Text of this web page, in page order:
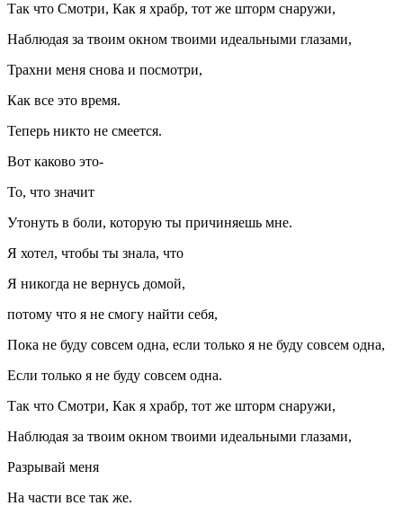
Так что Смотри, Как я храбр, тот же шторм снаружи,
Наблюдая за твоим окном твоими идеальными глазами,
Трахни меня снова и посмотри,
Как все это время.
Теперь никто не смеется.
Вот каково это-
То, что значит
Утонуть в боли, которую ты причиняешь мне.
Я хотел, чтобы ты знала, что
Я никогда не вернусь домой,
потому что я не смогу найти себя,
Пока не буду совсем одна, если только я не буду совсем одна,
Если только я не буду совсем одна.
Так что Смотри, Как я храбр, тот же шторм снаружи,
Наблюдая за твоим окном твоими идеальными глазами,
Разрывай меня
На части все так же.